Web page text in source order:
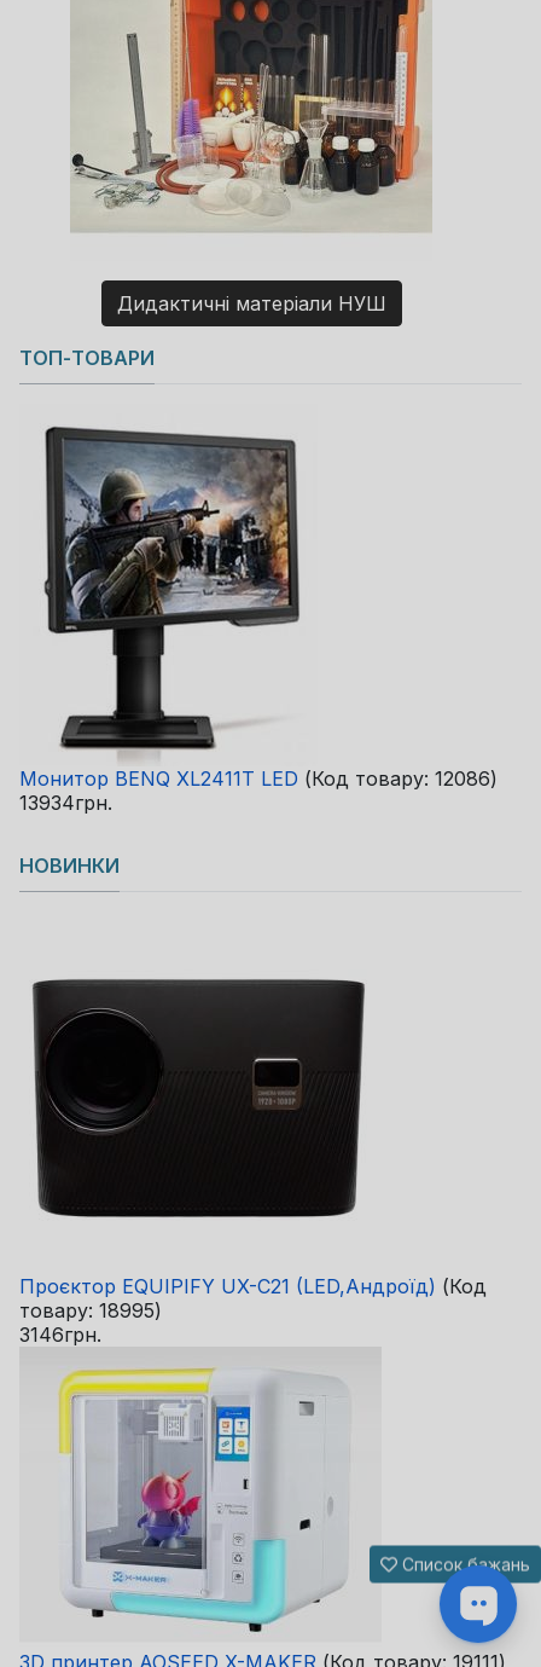
Дидактичні матеріали НУШ
Copyright MAXXmarketing GmbH
JoomShopping Download & Support
ТОП-ТОВАРИ
Монитор BENQ XL2411T LED (Код товару: 12086)
13934грн.
НОВИНКИ
Проєктор EQUIPIFY UX-C21 (LED,Андроїд) (Код
товару: 18995)
3146грн.
3D принтер AOSEED X-MAKER (Код товару: 19111)
Список бажань